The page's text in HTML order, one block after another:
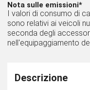
Nota sulle emissioni*
I valori di consumo di
sono relativi ai veicoli
seconda degli
nell'equipaggiamento
Descrizione